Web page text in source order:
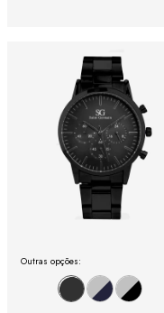
Outras opções: